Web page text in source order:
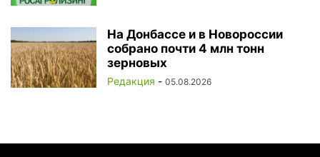
На Донбассе и в Новороссии
собрано почти 4 млн тонн
зерновых
Редакция - 05.08.2026